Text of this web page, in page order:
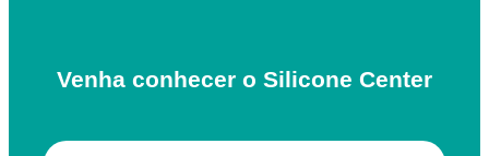
Venha conhecer o Silicone Center